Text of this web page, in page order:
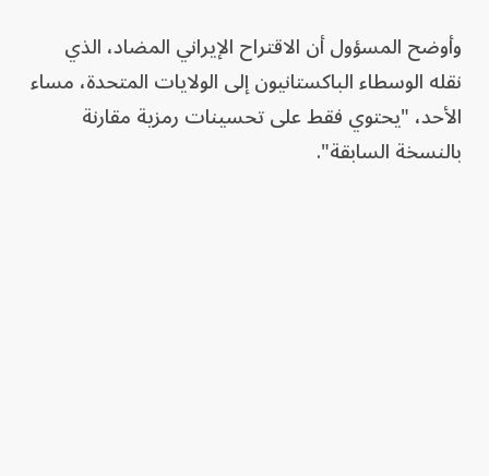
وأوضح المسؤول أن الاقتراح الإيراني المضاد، الذي
نقله الوسطاء الباكستانيون إلى الولايات المتحدة، مساء
الأحد، "يحتوي فقط على تحسينات رمزية مقارنة
بالنسخة السابقة".